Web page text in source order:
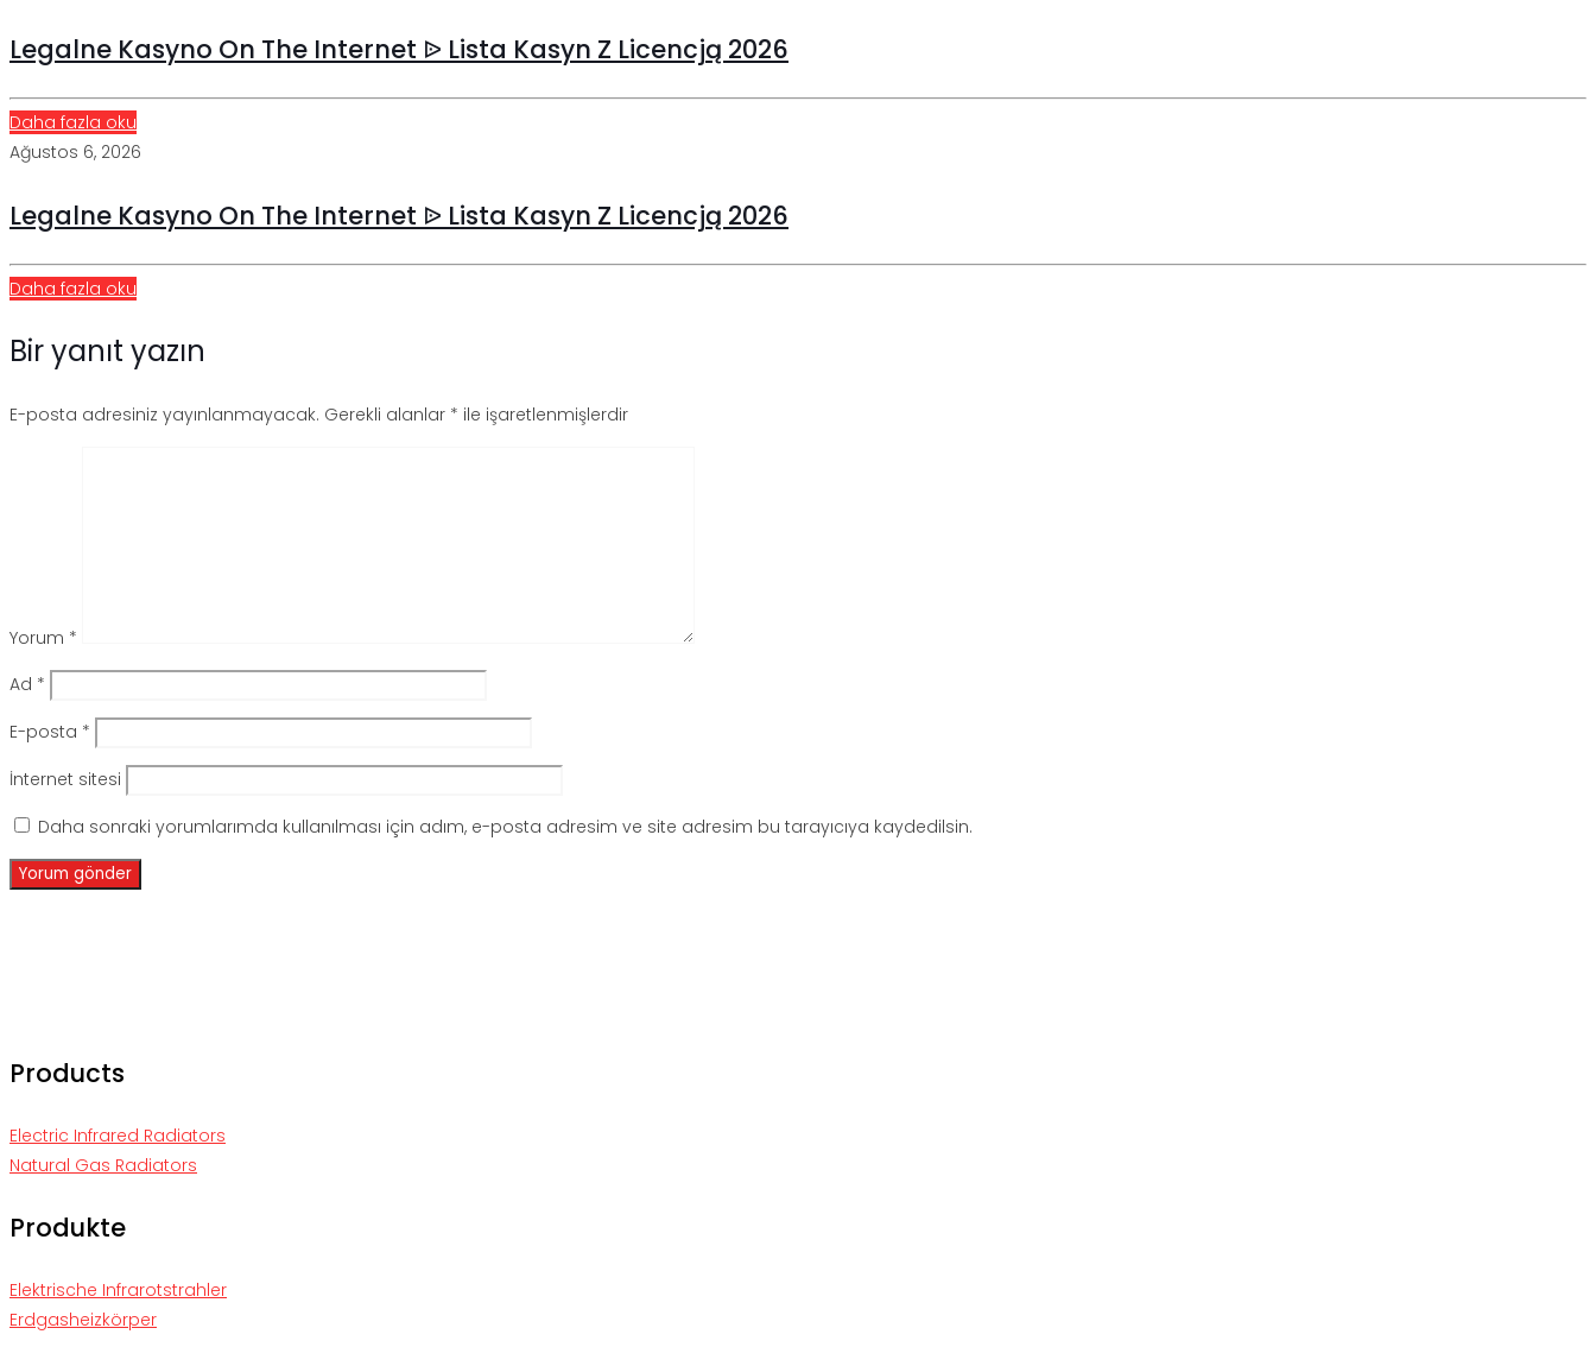
Legalne Kasyno On The Internet ᐉ Lista Kasyn Z Licencją 2026
Daha fazla oku
Ağustos 6, 2026
Legalne Kasyno On The Internet ᐉ Lista Kasyn Z Licencją 2026
Daha fazla oku
Bir yanıt yazın
E-posta adresiniz yayınlanmayacak. Gerekli alanlar * ile işaretlenmişlerdir
Yorum *
Ad *
E-posta *
İnternet sitesi
Daha sonraki yorumlarımda kullanılması için adım, e-posta adresim ve site adresim bu tarayıcıya kaydedilsin.
Products
Electric Infrared Radiators
Natural Gas Radiators
Produkte
Elektrische Infrarotstrahler
Erdgasheizkörper